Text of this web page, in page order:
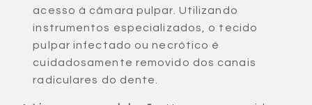
acesso à câmara pulpar. Utilizando
instrumentos especializados, o tecido
pulpar infectado ou necrótico é
cuidadosamente removido dos canais
radiculares do dente.